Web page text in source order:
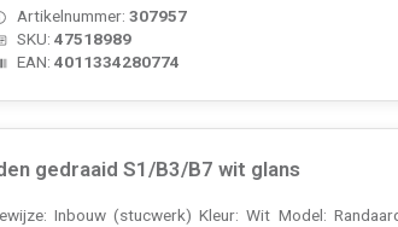
Artikelnummer:307957
SKU:47518989
EAN:4011334280774
gedraaid S1/B3/B7 wit glans
Inbouw (stucwerk) Kleur: Wit Model: